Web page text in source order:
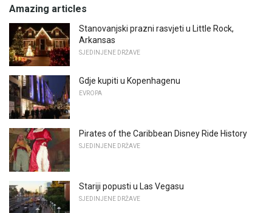
Amazing articles
Stanovanjski prazni rasvjeti u Little Rock,
Arkansas
SJEDINJENE DRŽAVE
Gdje kupiti u Kopenhagenu
EVROPA
Pirates of the Caribbean Disney Ride History
SJEDINJENE DRŽAVE
Stariji popusti u Las Vegasu
SJEDINJENE DRŽAVE